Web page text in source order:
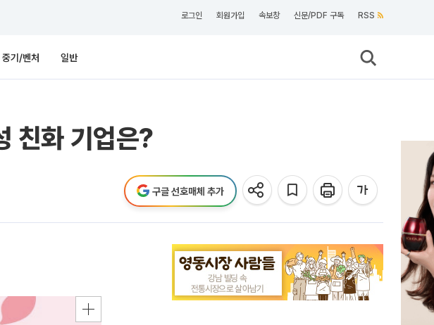
로그인 회원가입 속보창 신문/PDF 구독 RSS
중기/벤처 일반
친화 기업은?
구글 선호매체 추가